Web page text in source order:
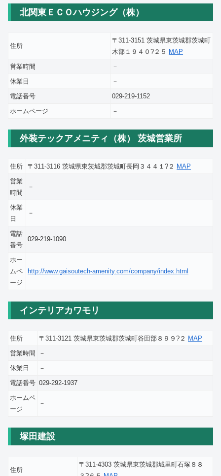
北関東ＥＣＯハウジング（株）
住所
〒311-3151 茨城県東茨城郡茨城町
木部１９４０?２５ MAP
営業時間
－
休業日
－
電話番号
029-219-1152
ホームページ
－
外装テックアメニティ（株） 茨城営業所
住所 〒311-3116 茨城県東茨城郡茨城町長岡３４４１?２ MAP
営業
時間
－
休業
日
－
電話
番号
029-219-1090
ホー
ムペ
ージ
http://www.gaisoutech-amenity.com/company/index.html
インテリアカワモリ
住所 〒311-3121 茨城県東茨城郡茨城町谷田部８９９?２ MAP
営業時間
－
休業日
－
電話番号 029-292-1937
ホームペ
ージ
－
塚田建設
住所
〒311-4303 茨城県東茨城郡城里町石塚８８